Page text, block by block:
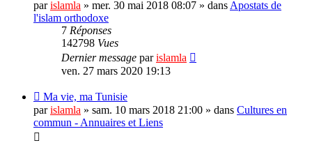
parislamla » mer. 30 mai 2018 08:07 » dans Apostats de
l'islam orthodoxe
7 Réponses
142798 Vues
Dernier message parislamla
ven. 27 mars 2020 19:13
Ma vie, ma Tunisie
parislamla » sam. 10 mars 2018 21:00 » dans Cultures en
commun - Annuaires et Liens